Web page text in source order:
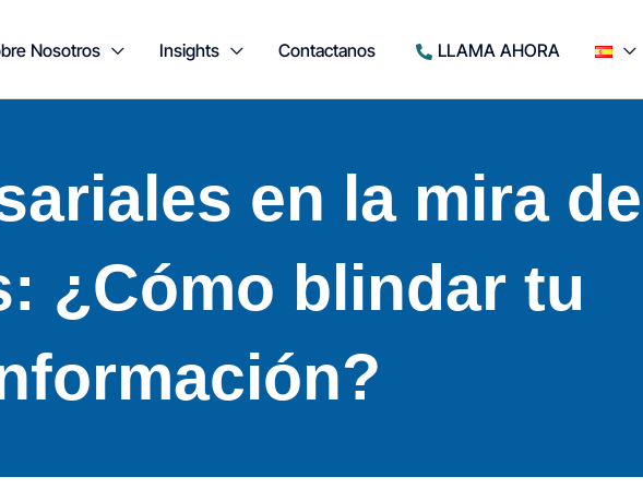
Nosotros Insights Contactanos LLAMA AHORA
en la mira
¿Cómo blindar tu